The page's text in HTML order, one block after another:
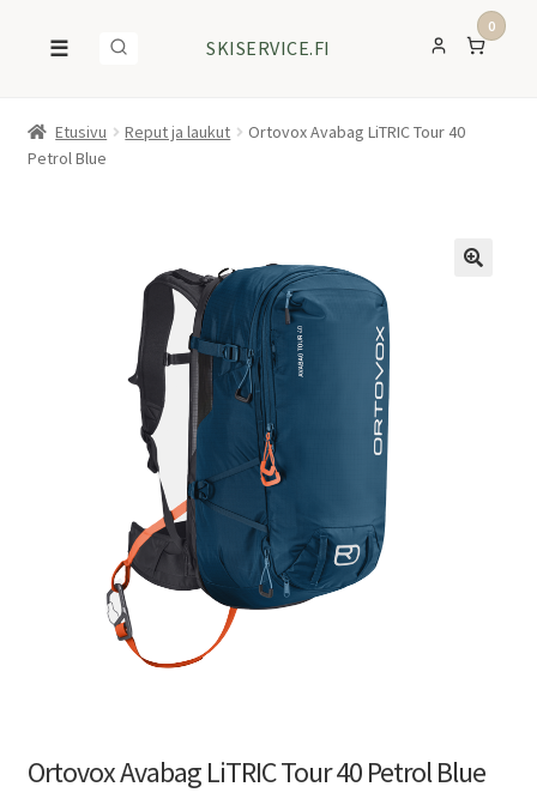
☰ SKISERVICE.FI
0
Etusivu Reput ja laukut
Ortovox Avabag LiTRIC Tour 40
Petrol Blue
Ortovox Avabag LiTRIC Tour 40 Petrol Blue